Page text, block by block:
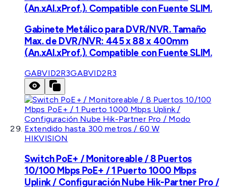
(An.xAl.xProf.). Compatible con Fuente SLIM.
Gabinete Metálico para DVR/NVR. Tamaño
Max. de DVR/NVR: 445 x 88 x 400mm
(An.xAl.xProf.). Compatible con Fuente SLIM.
GABVID2R3GABVID2R3
HIKVISION
Switch PoE+ / Monitoreable / 8 Puertos
10/100 Mbps PoE+ / 1 Puerto 1000 Mbps
Uplink / Configuración Nube Hik-Partner Pro /